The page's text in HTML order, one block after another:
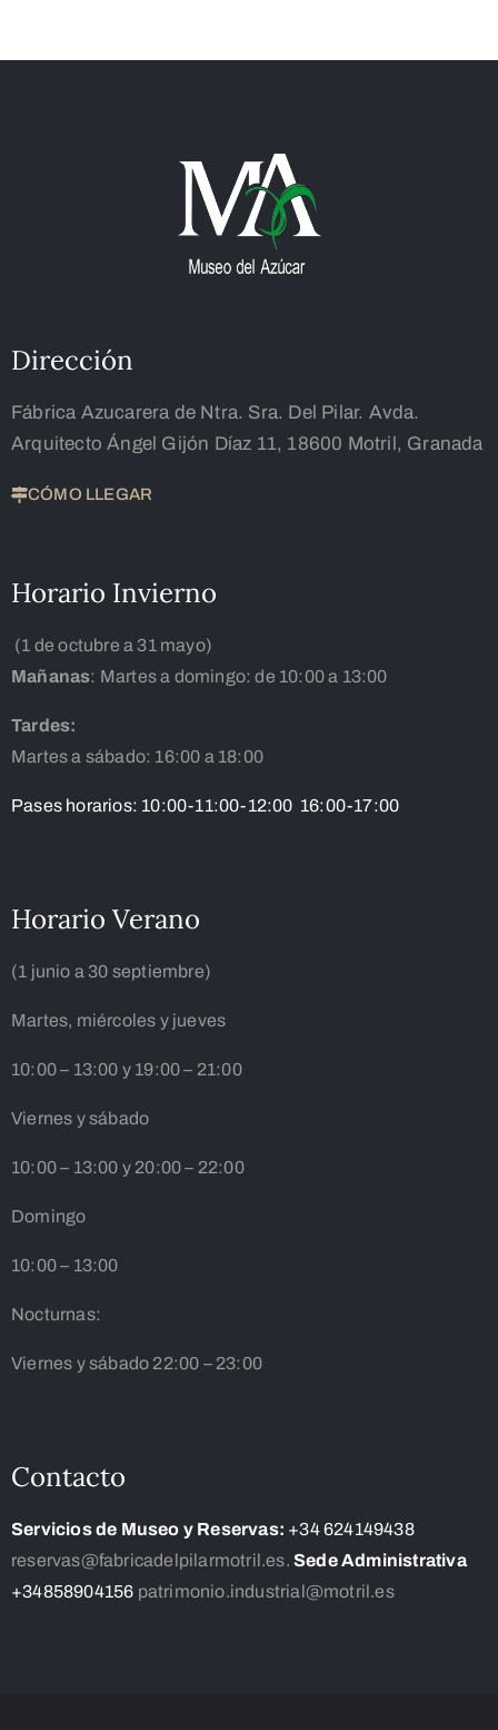
Dirección
Fábrica Azucarera de Ntra. Sra. Del Pilar. Avda.
Arquitecto Ángel Gijón Díaz 11, 18600 Motril, Granada
CÓMO LLEGAR
Horario Invierno
(1 de octubre a 31 mayo)
Mañanas: Martes a domingo: de 10:00 a 13:00
Tardes:
Martes a sábado: 16:00 a 18:00
Pases horarios: 10:00-11:00-12:00 16:00-17:00
Horario Verano
(1 junio a 30 septiembre)
Martes, miércoles y jueves
10:00 – 13:00 y 19:00 – 21:00
Viernes y sábado
10:00 – 13:00 y 20:00 – 22:00
Domingo
10:00 – 13:00
Nocturnas:
Viernes y sábado 22:00 – 23:00
Contacto
Servicios de Museo y Reservas: +34 624149438
reservas@fabricadelpilarmotril.es. Sede Administrativa
+34858904156 patrimonio.industrial@motril.es